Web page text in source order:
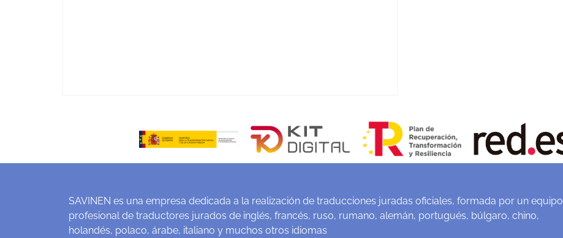
SAVINEN es una empresa dedicada a la realización de traducciones juradas oficiales, formada por un equipo
profesional de traductores jurados de inglés, francés, ruso, rumano, alemán, portugués, búlgaro, chino,
holandés, polaco, árabe, italiano y muchos otros idiomas